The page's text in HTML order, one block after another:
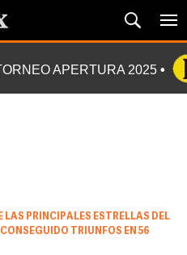
APERTURA 2025
LAS PRINCIPALES ESTRELLAS DEL
TRIUNFOS EN 56